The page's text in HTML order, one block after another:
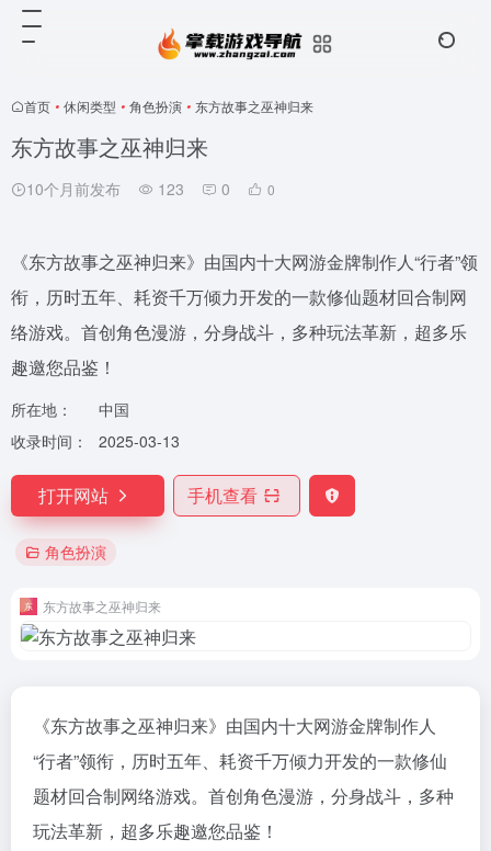
首页 • 休闲类型 • 角色扮演 • 东方故事之巫神归来
东方故事之巫神归来
10个月前发布 123 0 0
《东方故事之巫神归来》由国内十大网游金牌制作人“行者”领
衔，历时五年、耗资千万倾力开发的一款修仙题材回合制网
络游戏。首创角色漫游，分身战斗，多种玩法革新，超多乐
趣邀您品鉴！
所在地：
中国
收录时间：
2025-03-13
打开网站 手机查看
角色扮演
东方故事之巫神归来
《东方故事之巫神归来》由国内十大网游金牌制作人
“行者”领衔，历时五年、耗资千万倾力开发的一款修仙
题材回合制网络游戏。首创角色漫游，分身战斗，多种
玩法革新，超多乐趣邀您品鉴！